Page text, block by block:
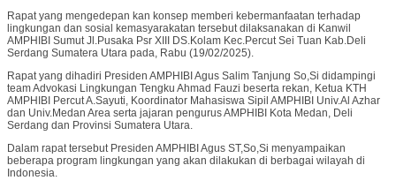
Rapat yang mengedepan kan konsep memberi kebermanfaatan terhadap
lingkungan dan sosial kemasyarakatan tersebut dilaksanakan di Kanwil
AMPHIBI Sumut Jl.Pusaka Psr XIII DS.Kolam Kec.Percut Sei Tuan Kab.Deli
Serdang Sumatera Utara pada, Rabu (19/02/2025).
Rapat yang dihadiri Presiden AMPHIBI Agus Salim Tanjung So,Si didampingi
team Advokasi Lingkungan Tengku Ahmad Fauzi beserta rekan, Ketua KTH
AMPHIBI Percut A.Sayuti, Koordinator Mahasiswa Sipil AMPHIBI Univ.Al Azhar
dan Univ.Medan Area serta jajaran pengurus AMPHIBI Kota Medan, Deli
Serdang dan Provinsi Sumatera Utara.
Dalam rapat tersebut Presiden AMPHIBI Agus ST,So,Si menyampaikan
beberapa program lingkungan yang akan dilakukan di berbagai wilayah di
Indonesia.